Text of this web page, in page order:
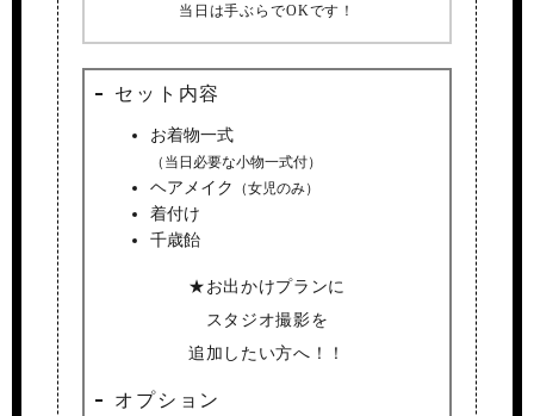
当日は手ぶらでOKです！
セット内容
お着物一式
（当日必要な小物一式付）
ヘアメイク （女児のみ）
着付け
千歳飴
★お出かけプランに
スタジオ撮影を
追加したい方へ！！
オプション